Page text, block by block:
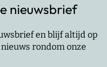
nieuwsbrief
en blijf altijd op
rondom onze